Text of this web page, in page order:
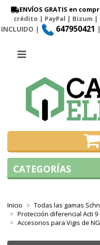
ENVÍOS GRATIS en
crédito | PayPal | Bizum |
INCLUIDO |
647950421
Menú
Inicio Todas las gamas
Protección diferencial Acti 9
Accesorios para Vigis de
CATEGORÍAS